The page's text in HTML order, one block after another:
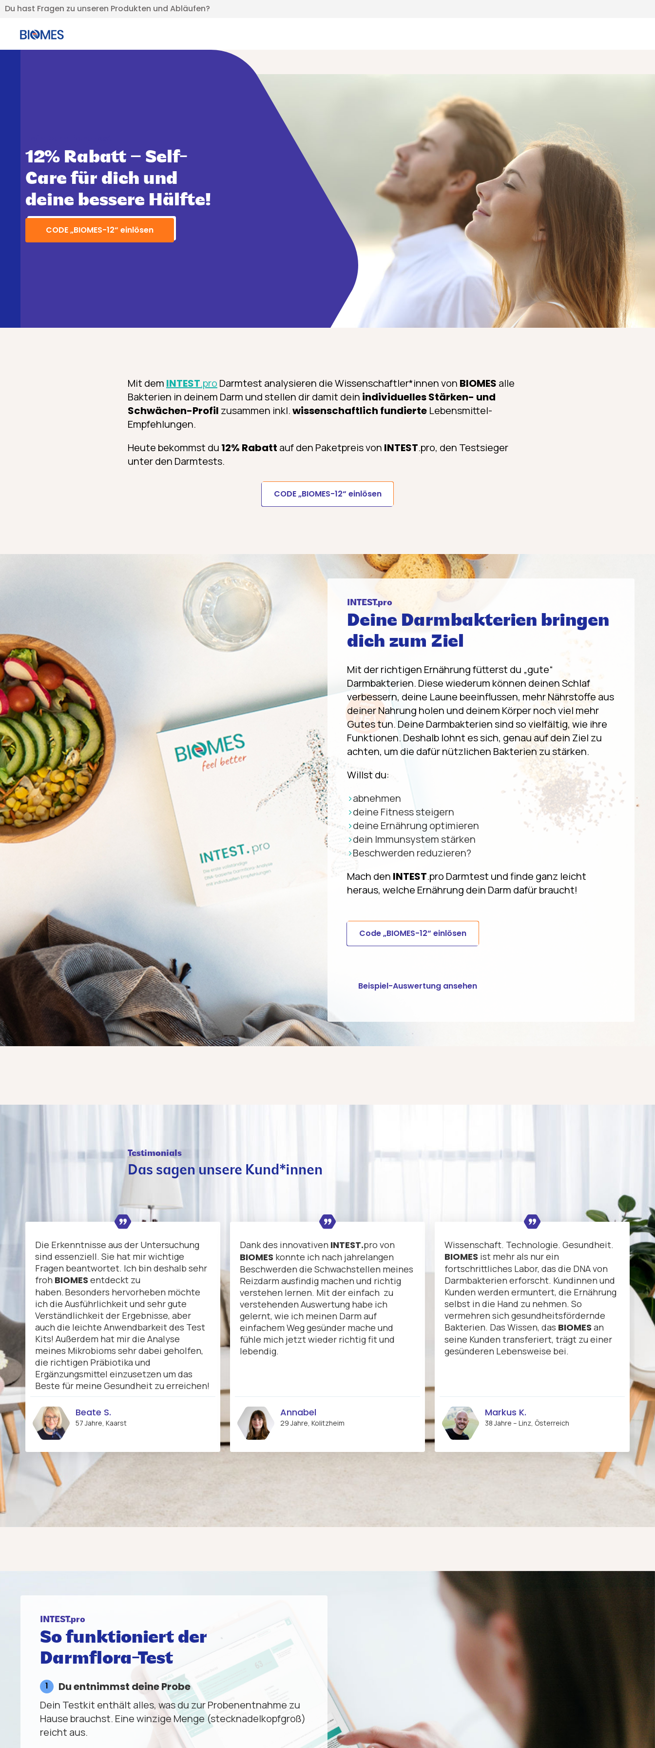
Du hast Fragen zu unseren Produkten und Abläufen?
12% Rabatt – Self-
Care für dich und
deine bessere Hälfte!
CODE „BIOMES-12“ einlösen
Mit dem INTEST.pro Darmtest analysieren die Wissenschaftler*innen von BIOMES alle
Bakterien in deinem Darm und stellen dir damit dein individuelles Stärken- und
Schwächen-Profil zusammen inkl.wissenschaftlich fundierte Lebensmittel-
Empfehlungen.
Heute bekommst du 12% Rabatt auf den Paketpreis von INTEST.pro, den Testsieger
unter den Darmtests.
CODE „BIOMES-12“ einlösen
INTEST.pro
Deine Darmbakterien bringen
dich zum Ziel
Mit der richtigen Ernährung fütterst du „gute“
Darmbakterien. Diese wiederum können deinen Schlaf
verbessern, deine Laune beeinflussen, mehr Nährstoffe aus
deiner Nahrung holen und deinem Körper noch viel mehr
Gutes tun. Deine Darmbakterien sind so vielfältig, wie ihre
Funktionen. Deshalb lohnt es sich, genau auf dein Ziel zu
achten, um die dafür nützlichen Bakterien zu stärken.
Willst du:
abnehmen
deine Fitness steigern
deine Ernährung optimieren
dein Immunsystem stärken
Beschwerden reduzieren?
Mach den INTEST.pro Darmtest und finde ganz leicht
heraus, welche Ernährung dein Darm dafür braucht!
Code „BIOMES-12“ einlösen
Beispiel-Auswertung ansehen
Testimonials
Das sagen unsere Kund*innen
Die Erkenntnisse aus der Untersuchung
sind essenziell. Sie hat mir wichtige
Fragen beantwortet. Ich bin deshalb sehr
froh BIOMES entdeckt zu
haben. Besonders hervorheben möchte
ich die Ausführlichkeit und sehr gute
Verständlichkeit der Ergebnisse, aber
auch die leichte Anwendbarkeit des Test
Kits! Außerdem hat mir die Analyse
meines Mikrobioms sehr dabei geholfen,
die richtigen Präbiotika und
Ergänzungsmittel einzusetzen um das
Beste für meine Gesundheit zu erreichen!
Beate S.
57 Jahre, Kaarst
Dank des innovativen INTEST.pro von
BIOMES konnte ich nach jahrelangen
Beschwerden die Schwachstellen meines
Reizdarm ausfindig machen und richtig
verstehen lernen. Mit der einfach zu
verstehenden Auswertung habe ich
gelernt, wie ich meinen Darm auf
einfachem Weg gesünder mache und
fühle mich jetzt wieder richtig fit und
lebendig.
Annabel
29 Jahre, Kolitzheim
Wissenschaft. Technologie. Gesundheit.
BIOMES ist mehr als nur ein
fortschrittliches Labor, das die DNA von
Darmbakterien erforscht. Kundinnen und
Kunden werden ermuntert, die Ernährung
selbst in die Hand zu nehmen. So
vermehren sich gesundheitsfördernde
Bakterien. Das Wissen, das BIOMES an
seine Kunden transferiert, trägt zu einer
gesünderen Lebensweise bei.
Markus K.
38 Jahre – Linz, Österreich
INTEST.pro
So funktioniert der
Darmflora-Test
Du entnimmst deine Probe
Dein Testkit enthält alles, was du zur Probenentnahme zu
Hause brauchst. Eine winzige Menge (stecknadelkopfgroß)
reicht aus.